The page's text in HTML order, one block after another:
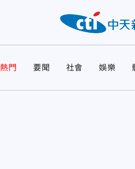
熱門 要聞 社會 娛樂